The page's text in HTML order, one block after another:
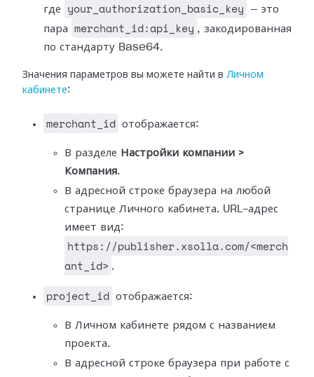
где
your_authorization_basic_key
— это
пара
merchant_id:api_key , закодированная
по стандарту Base64.
Значения параметров вы можете найти в Личном
кабинете:
merchant_id отображается:
В разделе Настройки компании >
Компания.
В адресной строке браузера на любой
странице Личного кабинета. URL-адрес
имеет вид:
https://publisher.xsolla.com/<merch
ant_id> .
project_id отображается:
В Личном кабинете рядом с названием
проекта.
В адресной строке браузера при работе с